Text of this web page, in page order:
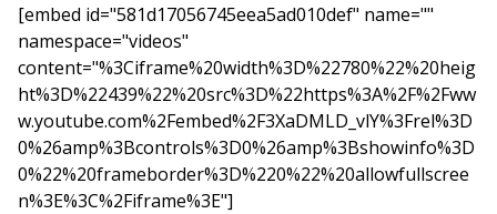
[embed id="581d17056745eea5ad010def" name=""
namespace="videos"
content="%3Ciframe%20width%3D%22780%22%20heig
ht%3D%22439%22%20src%3D%22https%3A%2F%2Fww
w.youtube.com%2Fembed%2F3XaDMLD_vlY%3Frel%3D
0%26amp%3Bcontrols%3D0%26amp%3Bshowinfo%3D
0%22%20frameborder%3D%220%22%20allowfullscree
n%3E%3C%2Fiframe%3E"]